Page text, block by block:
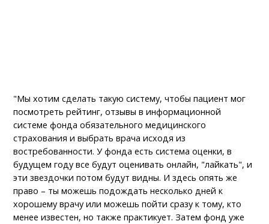
"Мы хотим сделать такую систему, чтобы пациент мог
посмотреть рейтинг, отзывы в информационной
системе фонда обязательного медицинского
страхования и выбрать врача исходя из
востребованности. У фонда есть система оценки, в
будущем году все будут оценивать онлайн, "лайкать", и
эти звездочки потом будут видны. И здесь опять же
право – ты можешь подождать несколько дней к
хорошему врачу или можешь пойти сразу к тому, кто
менее известен, но также практикует. Затем фонд уже